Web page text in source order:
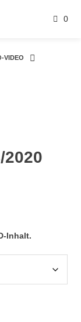
0
VIDEO
2020
Inhalt.